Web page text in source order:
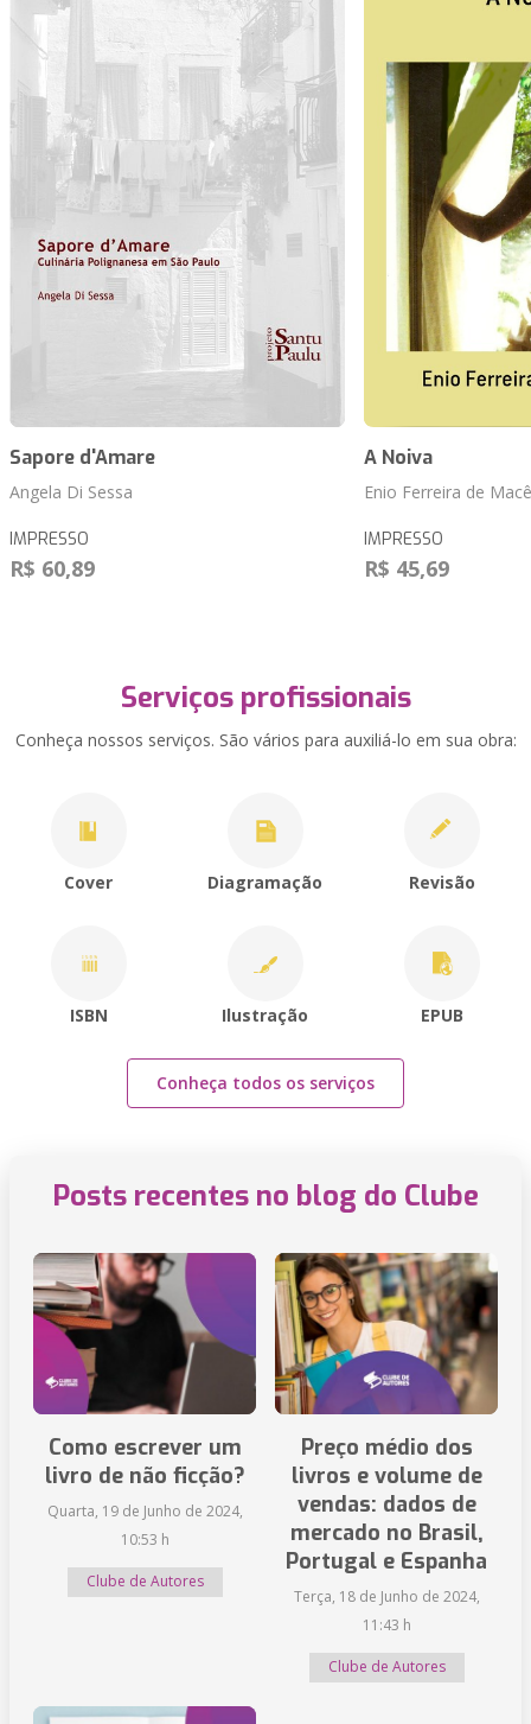
Sapore d'Amare
Angela Di Sessa
IMPRESSO
R$ 60,89
A Noiva
Enio Ferreira de
IMPRESSO
R$ 45,69
Serviços profissionais
Conheça nossos serviços. São vários para auxiliá-lo em sua obra:
Cover Diagramação Revisão
ISBN Ilustração EPUB
Conheça todos os serviços
Posts recentes no blog do Clube
Como escrever um
livro de não ficção?
Quarta, 19 de Junho de 2024,
10:53 h
Clube de Autores
Preço médio dos
livros e volume de
vendas: dados de
mercado no Brasil,
Portugal e Espanha
Terça, 18 de Junho de 2024,
11:43 h
Clube de Autores